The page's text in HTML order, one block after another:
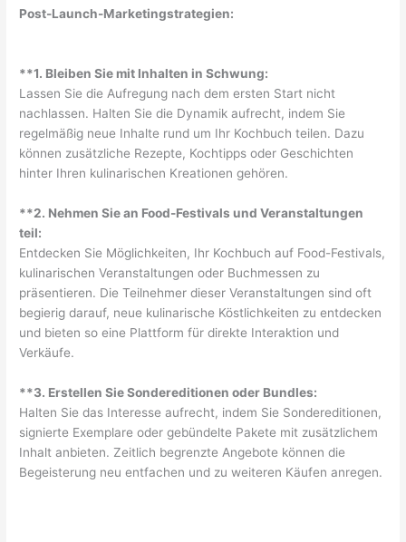
Post-Launch-Marketingstrategien:
**1. Bleiben Sie mit Inhalten in Schwung:
Lassen Sie die Aufregung nach dem ersten Start nicht
nachlassen. Halten Sie die Dynamik aufrecht, indem Sie
regelmäßig neue Inhalte rund um Ihr Kochbuch teilen. Dazu
können zusätzliche Rezepte, Kochtipps oder Geschichten
hinter Ihren kulinarischen Kreationen gehören.
**2. Nehmen Sie an Food-Festivals und Veranstaltungen
teil:
Entdecken Sie Möglichkeiten, Ihr Kochbuch auf Food-Festivals,
kulinarischen Veranstaltungen oder Buchmessen zu
präsentieren. Die Teilnehmer dieser Veranstaltungen sind oft
begierig darauf, neue kulinarische Köstlichkeiten zu entdecken
und bieten so eine Plattform für direkte Interaktion und
Verkäufe.
**3. Erstellen Sie Sondereditionen oder Bundles:
Halten Sie das Interesse aufrecht, indem Sie Sondereditionen,
signierte Exemplare oder gebündelte Pakete mit zusätzlichem
Inhalt anbieten. Zeitlich begrenzte Angebote können die
Begeisterung neu entfachen und zu weiteren Käufen anregen.